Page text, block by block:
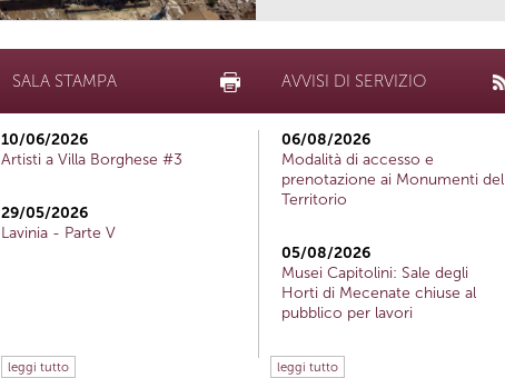
SALA STAMPA
10/06/2026
Artisti a Villa Borghese #3
29/05/2026
Lavinia - Parte V
leggi tutto
AVVISI DI SERVIZIO
06/08/2026
Modalità di accesso e
prenotazione ai Monumenti del
Territorio
05/08/2026
Musei Capitolini: Sale degli
Horti di Mecenate chiuse al
pubblico per lavori
leggi tutto